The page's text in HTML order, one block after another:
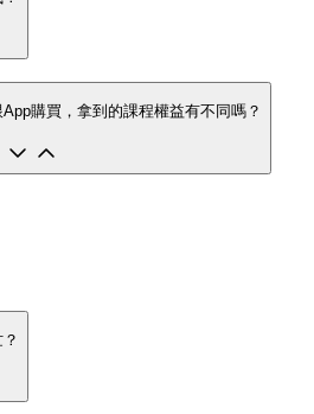
購買，拿到的課程權益有不同嗎？